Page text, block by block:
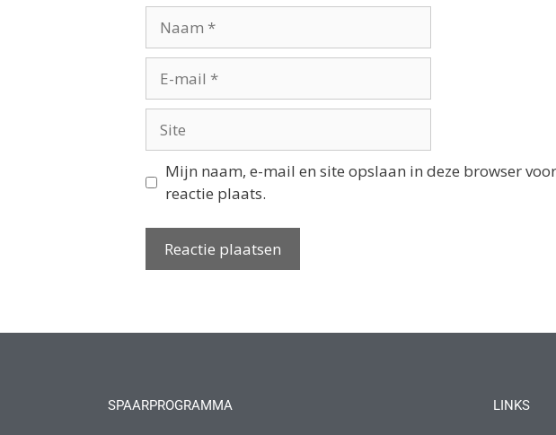
Mijn naam, e-mail en site opslaan in deze browser
reactie plaats.
SPAARPROGRAMMA LINKS